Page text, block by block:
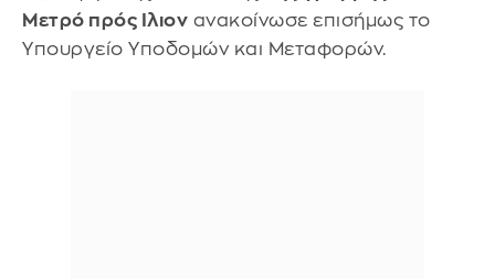
Μετρό πρός Ιλιον ανακοίνωσε επισήμως το
Υπουργείο Υποδομών και Μεταφορών.